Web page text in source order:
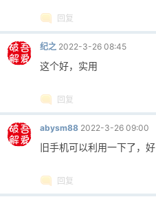
回复
纪之 2022-3-26 08:45
这个好，实用
回复
abysm88 2022-3-26 09:00
旧手机可以利用一下了，好
回复